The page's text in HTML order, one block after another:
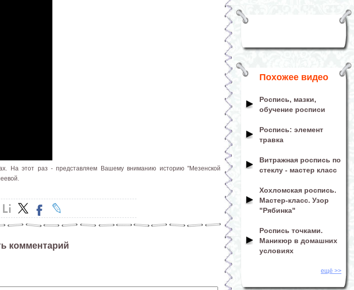
На этот раз - представляем Вашему вниманию историю "Мезенской
комментарий
Похожее видео
Роспись, мазки,
обучение росписи
Роспись: элемент
травка
Витражная роспись по
стеклу - мастер класс
Хохломская роспись.
Мастер-класс. Узор
"Рябинка"
Роспись точками.
Маникюр в домашних
условиях
ещё >>